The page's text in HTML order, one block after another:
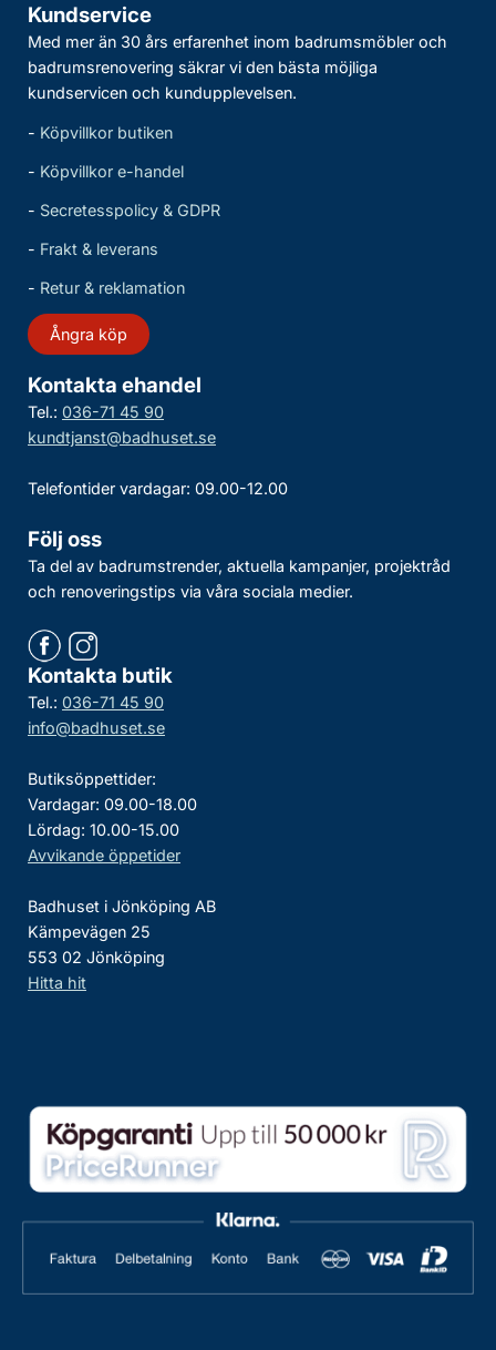
Kundservice
Med mer än 30 års erfarenhet inom badrumsmöbler och
badrumsrenovering säkrar vi den bästa möjliga
kundservicen och kundupplevelsen.
- Köpvillkor butiken
- Köpvillkor e-handel
- Secretesspolicy & GDPR
- Frakt & leverans
- Retur & reklamation
Ångra köp
Kontakta ehandel
Tel.: 036-71 45 90
kundtjanst@badhuset.se
Telefontider vardagar: 09.00-12.00
Följ oss
Ta del av badrumstrender, aktuella kampanjer, projektråd
och renoveringstips via våra sociala medier.
Kontakta butik
Tel.: 036-71 45 90
info@badhuset.se
Butiksöppettider:
Vardagar: 09.00-18.00
Lördag: 10.00-15.00
Avvikande öppetider
Badhuset i Jönköping AB
Kämpevägen 25
553 02 Jönköping
Hitta hit